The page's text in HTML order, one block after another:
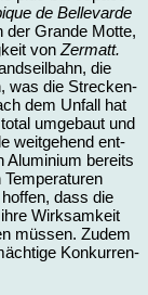
de Bel­le­varde
der Gran­de Mot­te,
von Zer­matt.
die
was die Stre­cken­
dem Un­fall hat
um­ge­baut und
weit­ge­hend ent­
Alu­mi­ni­um be­reits
Tem­pe­ra­tu­ren
dass die
Wirk­sam­keit
müs­sen. Zu­dem
Kon­kur­ren­